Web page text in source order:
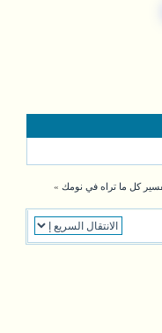
كل ما تراه في نومك »